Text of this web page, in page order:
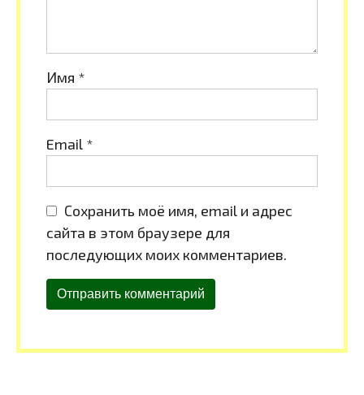
Имя *
Email *
Сохранить моё имя, email и адрес
сайта в этом браузере для
последующих моих комментариев.